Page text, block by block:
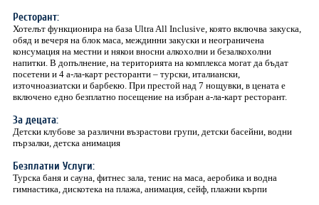
Ресторант:
Хотелът функционира на база Ultra All Inclusive, която включва закуска,
обяд и вечеря на блок маса, междинни закуски и неограничена
консумация на местни и някои вносни алкохолни и безалкохолни
напитки. В допълнение, на територията на комплекса могат да бъдат
посетени и 4 а-ла-карт ресторанти – турски, италиански,
източноазиатски и барбекю. При престой над 7 нощувки, в цената е
включено едно безплатно посещение на избран а-ла-карт ресторант.
За децата:
Детски клубове за различни възрастови групи, детски басейни, водни
пързалки, детска анимация
Безплатни Услуги:
Турска баня и сауна, фитнес зала, тенис на маса, аеробика и водна
гимнастика, дискотека на плажа, анимация, сейф, плажни кърпи